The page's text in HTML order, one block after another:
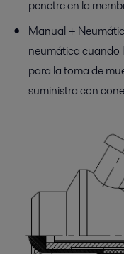
penetre en la
Manual +
neumática cuando
para la toma de
suministra con